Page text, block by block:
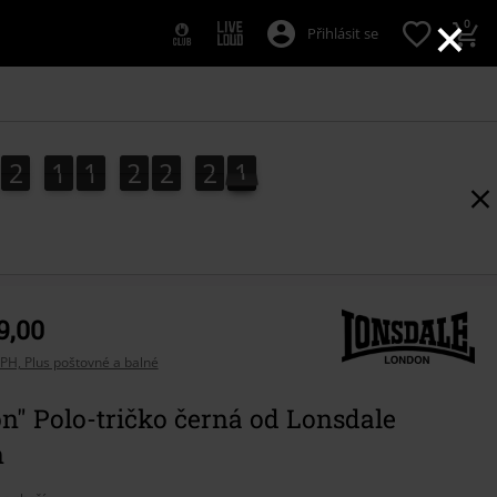
×
Přihlásit se 0
2
2 1
1 1
1 2
2 2
2 1
2
1
2 9
0
9
1
0
Plus poštovné a balné
Polo-tričko černá od Lonsdale